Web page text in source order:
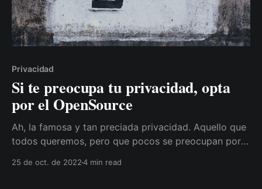
Privacidad
Si te preocupa tu privacidad, opta
por el OpenSource
Ah, la famosa y tan preciada privacidad. Aquello que
todos queremos, pero que pocos se preocupan por
25 de oct. de 20224 min read